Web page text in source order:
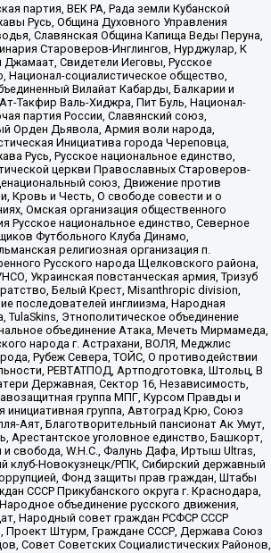
партия, ВЕК РА, Рада земли Кубанской
Русь, Община Духовного Управления
Славянская Община Капища Веды Перуна,
Староверов-Инглингов, Нурджулар, К
Джамаат, Свидетели Иеговы, Русское
Национал-социалистическое общество,
Вилайат Кабарды, Балкарии и
Такфир Валь-Хиджра, Пит Буль, Национал-
партия России, Славянский союз,
Орден Дьявола, Армия воли народа,
Инициатива города Череповца,
Русь, Русское национальное единство,
церкви Православных Староверов-
союз, Движение против
Кровь и Честь, О свободе совести и о
Омская организация общественного
Русское национальное единство, Северное
Футбольного Клуба Динамо,
религиозная организация п.
Русского народа Щелковского района,
Украинская повстанческая армия, Тризуб
Белый Крест, Misanthropic division,
последователей инглиизма, Народная
TulaSkins, Этнополитическое объединение
объединение Атака, Мечеть Мирмамеда,
народа г. Астрахани, ВОЛЯ, Меджлис
Рубеж Севера, ТОЙС, О противодействии
РЕВТАТПОД, Артподготовка, Штольц, В
Державная, Сектор 16, Независимость,
группа МПГ, Курсом Правды и
инициативная группа, Автоград Крю, Союз
Аят, Благотворительный пансионат Ак Умут,
Арестантское уголовное единство, Башкорт,
свобода, W.H.С., Фалунь Дафа, Иртыш Ultras,
клуб-Новокузнецк/РПК, Сибирский державный
Фонд защиты прав граждан, Штабы
СССР Прикубанского округа г. Краснодара,
объединение русского движения,
Народный совет граждан РСФСР СССР
Проект Штурм, Граждане СССР, Держава Союз
Совет Советских Социалистических Районов,